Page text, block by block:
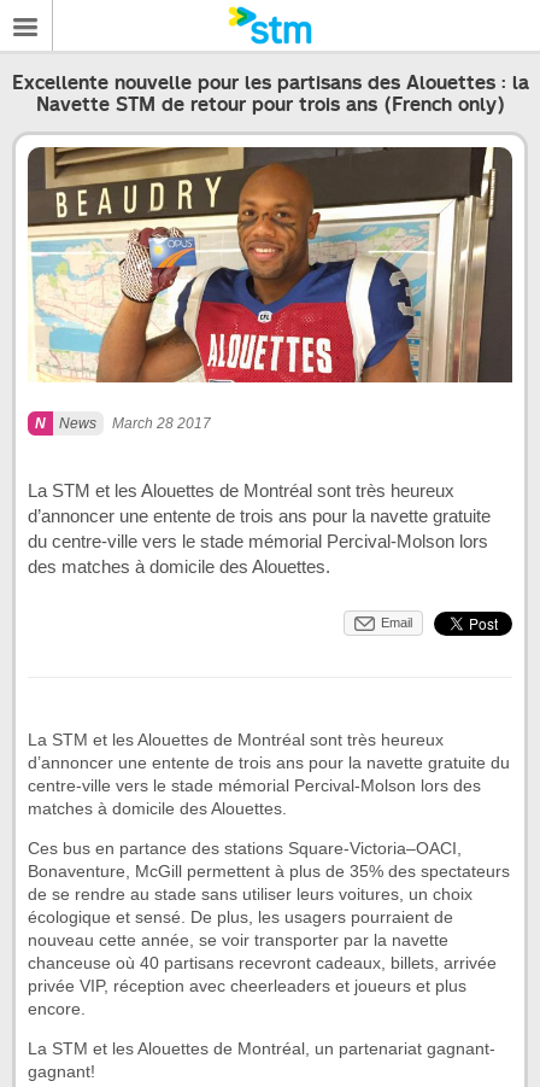
Excellente nouvelle pour les partisans des Alouettes : la
Navette STM de retour pour trois ans (French only)
News March 28 2017
La STM et les Alouettes de Montréal sont très heureux
d’annoncer une entente de trois ans pour la navette gratuite
du centre-ville vers le stade mémorial Percival-Molson lors
des matches à domicile des Alouettes.
Email
La STM et les Alouettes de Montréal sont très heureux
d’annoncer une entente de trois ans pour la navette gratuite du
centre-ville vers le stade mémorial Percival-Molson lors des
matches à domicile des Alouettes.
Ces bus en partance des stations Square-Victoria–OACI,
Bonaventure, McGill permettent à plus de 35% des spectateurs
de se rendre au stade sans utiliser leurs voitures, un choix
écologique et sensé. De plus, les usagers pourraient de
nouveau cette année, se voir transporter par la navette
chanceuse où 40 partisans recevront cadeaux, billets, arrivée
privée VIP, réception avec cheerleaders et joueurs et plus
encore.
La STM et les Alouettes de Montréal, un partenariat gagnant-
gagnant!